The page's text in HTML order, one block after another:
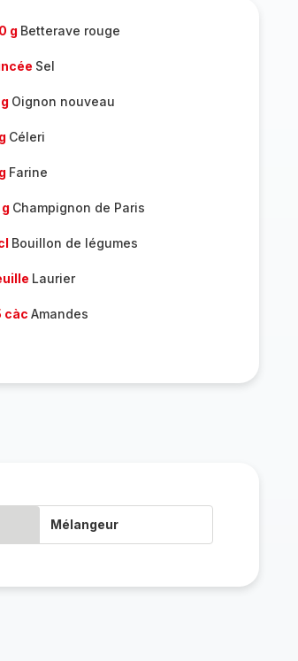
g Betterave rouge
Sel
Oignon nouveau
Céleri
Farine
Champignon de Paris
Bouillon de légumes
Laurier
càc Amandes
Mélangeur